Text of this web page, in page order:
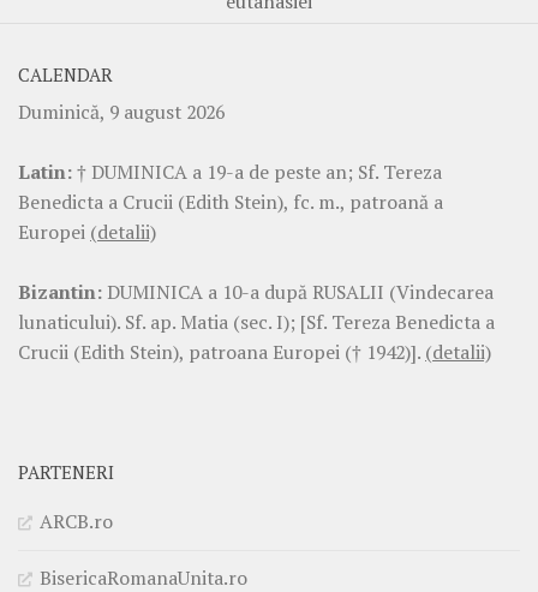
CALENDAR
Duminică, 9 august 2026
Latin:† DUMINICA a 19-a de peste an; Sf. Tereza
Benedicta a Crucii (Edith Stein), fc. m., patroană a
Europei (detalii)
Bizantin: DUMINICA a 10-a după RUSALII (Vindecarea
lunaticului). Sf. ap. Matia (sec. I); [Sf. Tereza Benedicta a
Crucii (Edith Stein), patroana Europei († 1942)]. (detalii)
PARTENERI
ARCB.ro
BisericaRomanaUnita.ro